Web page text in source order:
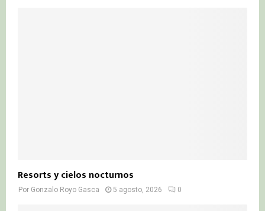
Resorts y cielos nocturnos
Por Gonzalo Royo Gasca 5 agosto, 2026 0